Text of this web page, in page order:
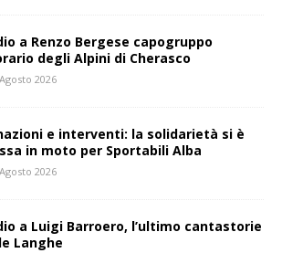
a Renzo Bergese capogruppo
degli Alpini di Cherasco
2026
e interventi: la solidarietà si è
in moto per Sportabili Alba
2026
a Luigi Barroero, l’ultimo cantastorie
Langhe